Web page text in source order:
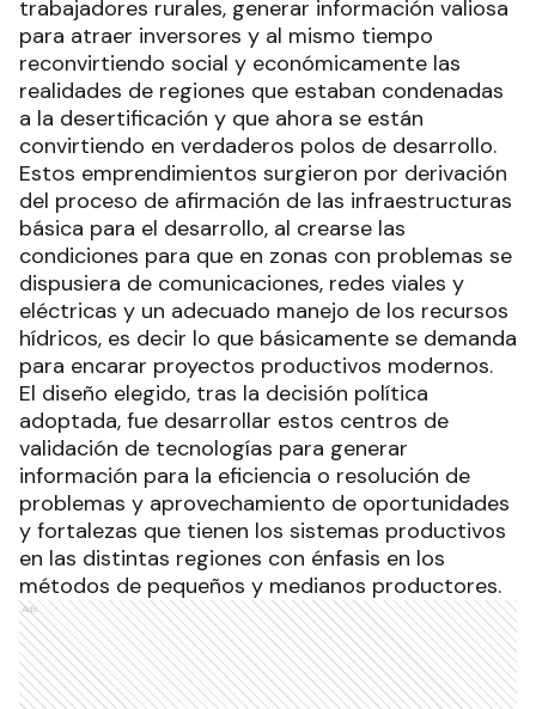
trabajadores rurales, generar información valiosa
para atraer inversores y al mismo tiempo
reconvirtiendo social y económicamente las
realidades de regiones que estaban condenadas
a la desertificación y que ahora se están
convirtiendo en verdaderos polos de desarrollo.
Estos emprendimientos surgieron por derivación
del proceso de afirmación de las infraestructuras
básica para el desarrollo, al crearse las
condiciones para que en zonas con problemas se
dispusiera de comunicaciones, redes viales y
eléctricas y un adecuado manejo de los recursos
hídricos, es decir lo que básicamente se demanda
para encarar proyectos productivos modernos.
El diseño elegido, tras la decisión política
adoptada, fue desarrollar estos centros de
validación de tecnologías para generar
información para la eficiencia o resolución de
problemas y aprovechamiento de oportunidades
y fortalezas que tienen los sistemas productivos
en las distintas regiones con énfasis en los
métodos de pequeños y medianos productores.
Ads